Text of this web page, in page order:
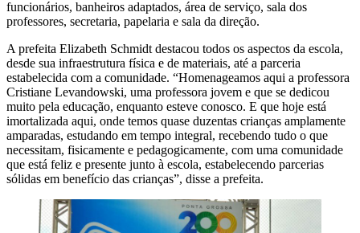
funcionários, banheiros adaptados, área de serviço, sala dos
professores, secretaria, papelaria e sala da direção.
A prefeita Elizabeth Schmidt destacou todos os aspectos da escola,
desde sua infraestrutura física e de materiais, até a parceria
estabelecida com a comunidade. “Homenageamos aqui a professora
Cristiane Levandowski, uma professora jovem e que se dedicou
muito pela educação, enquanto esteve conosco. E que hoje está
imortalizada aqui, onde temos quase duzentas crianças amplamente
amparadas, estudando em tempo integral, recebendo tudo o que
necessitam, fisicamente e pedagogicamente, com uma comunidade
que está feliz e presente junto à escola, estabelecendo parcerias
sólidas em benefício das crianças”, disse a prefeita.